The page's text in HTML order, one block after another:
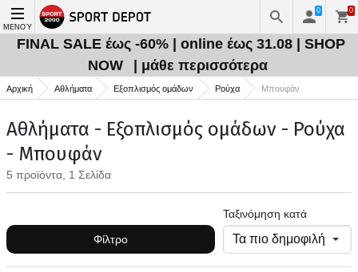
ΜΕΝΟΎ
0 0
FINAL SALE έως -60% | online έως 31.08 | SHOP
NOW
| μάθε περισσότερα
Αρχική Αθλήματα Εξοπλισμός ομάδων Ρούχα Μπουφάν
Αθλήματα - Εξοπλισμός ομάδων - Ρούχα
- Μπουφάν
5 προϊόντα, 1 Σελίδα
Φίλτρο
Ταξινόμηση κατά